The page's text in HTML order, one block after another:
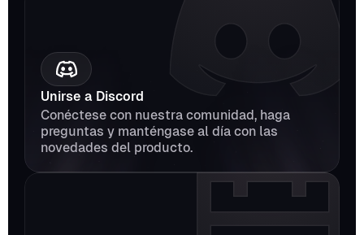
Unirse a Discord
Conéctese con nuestra comunidad, haga
preguntas y manténgase al día con las
novedades del producto.